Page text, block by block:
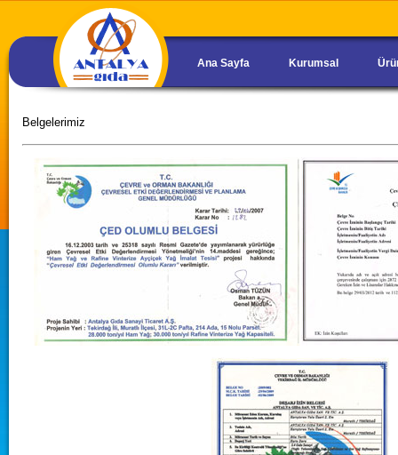
Ana Sayfa Kurumsal
Belgelerimiz